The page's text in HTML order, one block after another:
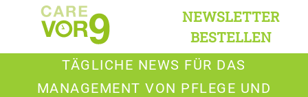
NEWSLETTER
BESTELLEN
TÄGLICHE NEWS FÜR DAS
MANAGEMENT VON PFLEGE UND